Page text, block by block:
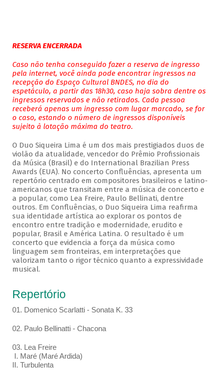
RESERVA ENCERRADA
Caso não tenha conseguido fazer a reserva de ingresso
pela internet, você ainda pode encontrar ingressos na
recepção do Espaço Cultural BNDES, no dia do
espetáculo, a partir das 18h30, caso haja sobra dentre os
ingressos reservados e não retirados. Cada pessoa
receberá apenas um ingresso com lugar marcado, se for
o caso, estando o número de ingressos disponíveis
sujeito à lotação máxima do teatro.
O Duo Siqueira Lima é um dos mais prestigiados duos de
violão da atualidade, vencedor do Prêmio Profissionais
da Música (Brasil) e do International Brazilian Press
Awards (EUA). No concerto Confluências, apresenta um
repertório centrado em compositores brasileiros e latino-
americanos que transitam entre a música de concerto e
a popular, como Lea Freire, Paulo Bellinati, dentre
outros. Em Confluências, o Duo Siqueira Lima reafirma
sua identidade artística ao explorar os pontos de
encontro entre tradição e modernidade, erudito e
popular, Brasil e América Latina. O resultado é um
concerto que evidencia a força da música como
linguagem sem fronteiras, em interpretações que
valorizam tanto o rigor técnico quanto a expressividade
musical.
Repertório
01. Domenico Scarlatti - Sonata K. 33
02. Paulo Bellinatti - Chacona
03. Lea Freire
I. Maré (Maré Ardida)
II. Turbulenta